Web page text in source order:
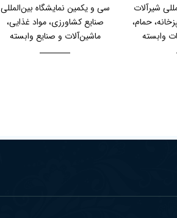
شیرآلات
حمام،
وابسته
سی و یکمین نمایشگاه بین‌المللی
صنایع کشاورزی، مواد غذایی،
ماشین‌آلات و صنایع وابسته